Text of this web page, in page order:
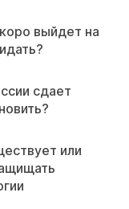
выйдет на
сдает
или